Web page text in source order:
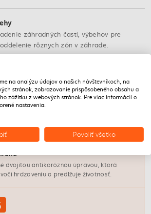
záhradných častí, výbehov pre
rôznych zón v záhrade.
dvojitou antikoróznou úpravou, ktorá
hrdzaveniu a predlžuje životnosť.
na analýzu údajov o našich návštevníkoch, na
stránok, zobrazovanie prispôsobeného obsahu a
zážitku z webových stránok. Pre viac informácií o
nastavenia.
Povoliť všetko